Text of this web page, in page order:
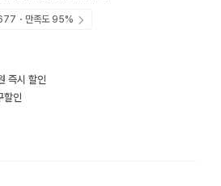
・만족도95%
즉시 할인
할인